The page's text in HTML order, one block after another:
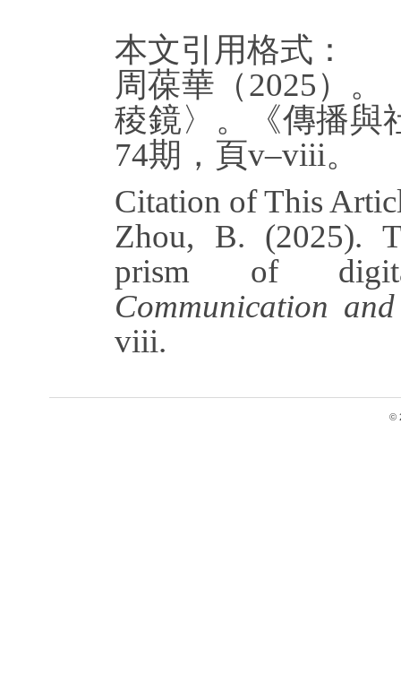
本文引用格式：
周葆華（2025）。
稜鏡〉。《傳播與
74期，頁v–viii。
Citation of This
Zhou, B. (2025).
prism of
Communication
viii.
©